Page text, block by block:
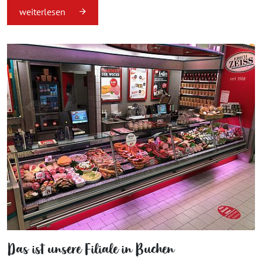
weiterlesen
Das ist unsere Filiale in Buchen